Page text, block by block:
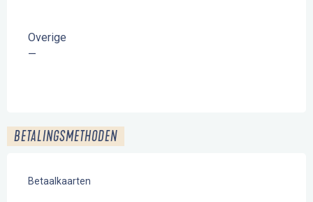
Overige
—
BETALINGSMETHODEN
Betaalkaarten